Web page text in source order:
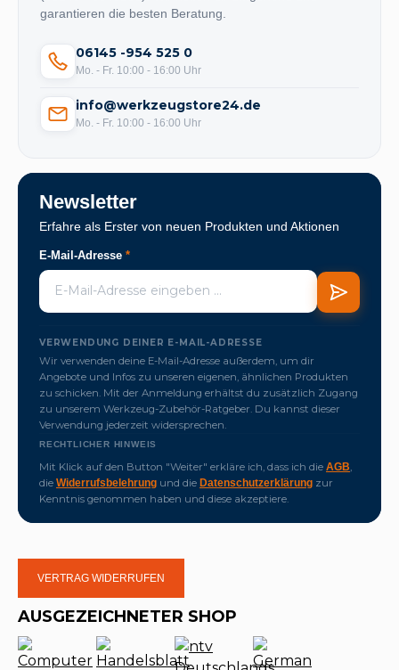
garantieren die besten Beratung.
06145 -954 525 0
Mo. - Fr. 10:00 - 16:00 Uhr
info@werkzeugstore24.de
Mo. - Fr. 10:00 - 16:00 Uhr
Newsletter
Erfahre als Erster von neuen Produkten und Aktionen
E-Mail-Adresse *
VERWENDUNG DEINER E-MAIL-ADRESSE
Wir verwenden deine E-Mail-Adresse außerdem, um dir
Angebote und Infos zu unseren eigenen, ähnlichen Produkten
zu schicken. Mit der Anmeldung erhältst du zusätzlich Zugang
zu unserem Werkzeug-Zubehör-Ratgeber. Du kannst dieser
Verwendung jederzeit widersprechen.
RECHTLICHER HINWEIS
Mit Klick auf den Button "Weiter" erkläre ich, dass ich die AGB
die Widerrufsbelehrung und die Datenschutzerklärung zur
Kenntnis genommen haben und diese akzeptiere.
VERTRAG WIDERRUFEN
AUSGEZEICHNETER SHOP